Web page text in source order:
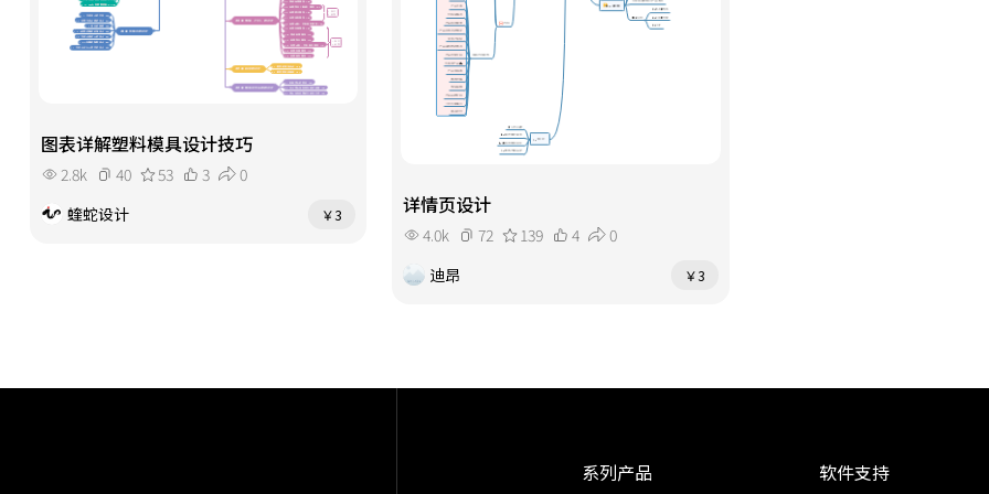
详情页设计
4.0k 72 139 4
0
迪昂
￥3
图表详解塑料模具设计技巧
2.8k 40 53 3
0
蝰蛇设计
￥3
系列产品 软件支持